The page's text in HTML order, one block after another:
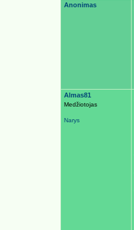
Anonimas
Almas81
Medžiotojas
Narys